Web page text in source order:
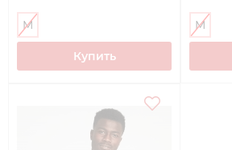
M
Купить
M